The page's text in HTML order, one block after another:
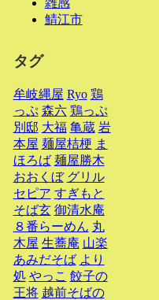
雑感
鯖江市
タグ
牟岐縄屋 Ryo 鶏
っぷ 森六 鶏っぷ
別邸 大福 亀蔵 岩
本屋 麺屋桔梗 ま
ほろば 麺屋勝木
おおくぼ グリル
セピア すぎもと
そば玄 御清水庵
８番らーめん 丸
木屋 生蕎庵 山楽
あみだそば より
処 やっこ 餃子の
王将 越前そばの